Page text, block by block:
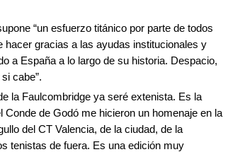
“un esfuerzo titánico por parte de todos
hacer gracias a las ayudas institucionales y
a España a lo largo de su historia. Despacio,
cabe”.
la Faulcombridge ya seré extenista. Es la
de Godó me hicieron un homenaje en la
del CT Valencia, de la ciudad, de la
tenistas de fuera. Es una edición muy